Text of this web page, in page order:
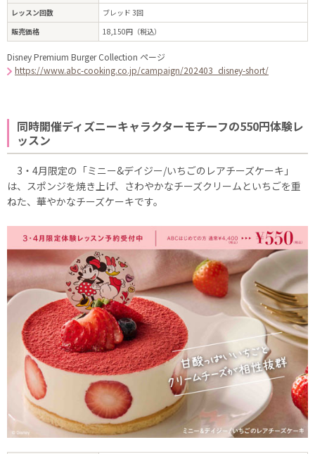
レッスン回数
ブレッド 3回
販売価格
18,150円（税込）
Disney Premium Burger Collection ページ
https://www.abc-cooking.co.jp/campaign/202403_disney-short/
同時開催ディズニーキャラクターモチーフの550円体験レ
ッスン
3・4月限定の「ミニー&デイジー/いちごのレアチーズケーキ」
は、スポンジを焼き上げ、さわやかなチーズクリームといちごを重
ねた、華やかなチーズケーキです。